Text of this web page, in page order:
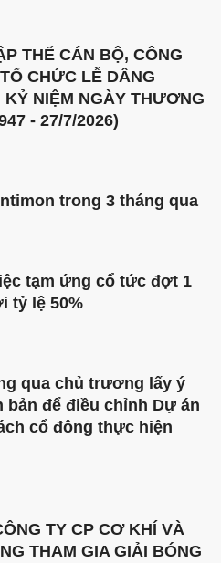
THỂ CÁN BỘ, CÔNG
CHỨC LỄ DÂNG
NIỆM NGÀY THƯƠNG
- 27/7/2026)
trong 3 tháng qua
tạm ứng cổ tức đợt 1
tỷ lệ 50%
qua chủ trương lấy ý
bản để điều chỉnh Dự án
cổ đông thực hiện
TY CP CƠ KHÍ VÀ
THAM GIA GIẢI BÓNG